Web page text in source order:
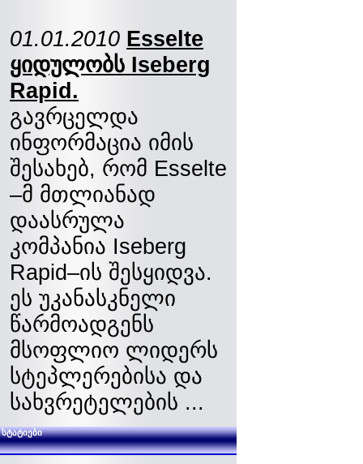
01.01.2010 Esselte
ყიდულობს Iseberg
Rapid.
გავრცელდა
ინფორმაცია იმის
შესახებ, რომ Esselte
–მ მთლიანად
დაასრულა
კომპანია Iseberg
Rapid–ის შესყიდვა.
ეს უკანასკნელი
წარმოადგენს
მსოფლიო ლიდერს
სტეპლერებისა და
სახვრეტელების ...
სტატიები